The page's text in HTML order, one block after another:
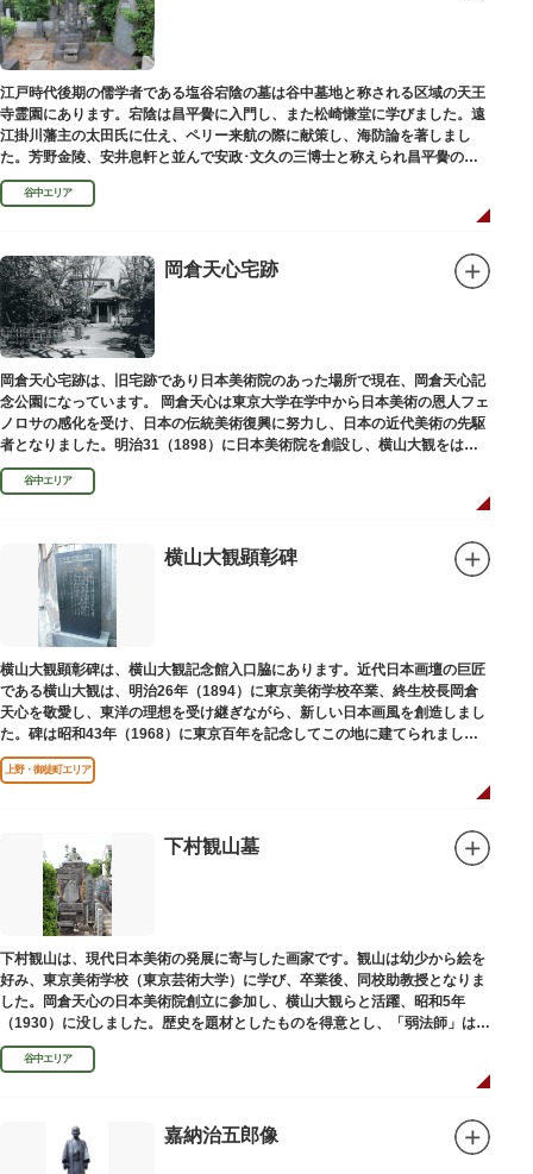
江戸時代後期の儒学者である塩谷宕陰の墓は谷中墓地と称される区域の天王
寺霊園にあります。宕陰は昌平黌に入門し、また松崎慊堂に学びました。遠
江掛川藩主の太田氏に仕え、ペリー来航の際に献策し、海防論を著しまし
た。芳野金陵、安井息軒と並んで安政･文久の三博士と称えられ昌平黌の教
授として多くの文人を育て、慶応3年 （1867）に没しました。
谷中エリア
岡倉天心宅跡
岡倉天心宅跡は、旧宅跡であり日本美術院のあった場所で現在、岡倉天心記
念公園になっています。 岡倉天心は東京大学在学中から日本美術の恩人フェ
ノロサの感化を受け、日本の伝統美術復興に努力し、日本の近代美術の先駆
者となりました。明治31（1898）に日本美術院を創設し、横山大観をはじ
め優れた画家を世に送り出しました。
谷中エリア
横山大観顕彰碑
横山大観顕彰碑は、横山大観記念館入口脇にあります。近代日本画壇の巨匠
である横山大観は、明治26年（1894）に東京美術学校卒業、終生校長岡倉
天心を敬愛し、東洋の理想を受け継ぎながら、新しい日本画風を創造しまし
た。碑は昭和43年（1968）に東京百年を記念してこの地に建てられまし
た。
上野・御徒町エリア
下村観山墓
下村観山は、現代日本美術の発展に寄与した画家です。観山は幼少から絵を
好み、東京美術学校（東京芸術大学）に学び、卒業後、同校助教授となりま
した。岡倉天心の日本美術院創立に参加し、横山大観らと活躍、昭和5年
（1930）に没しました。歴史を題材としたものを得意とし、「弱法師」は代
表作です。お墓は安立寺（あんりゅうじ）にあります。
谷中エリア
嘉納治五郎像